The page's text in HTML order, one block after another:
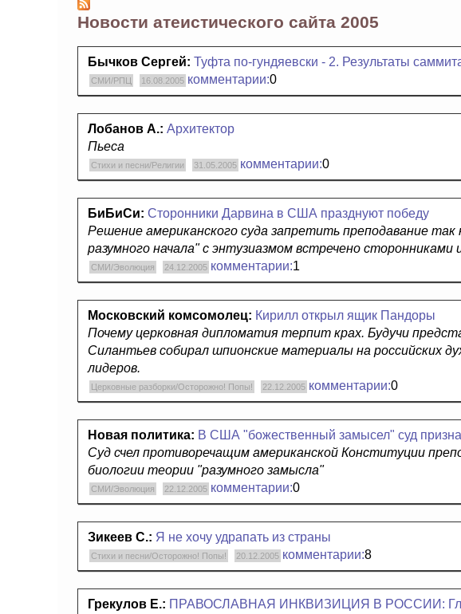
Новости атеистического сайта 2005
Бычков Сергей: Туфта по-гундяевски - 2. Результаты
СМИ/РПЦ 16.08.2005 комментарии:0
Лобанов А.: Архитектор
Пьеса
Стихи и песни/Религии 31.05.2005 комментарии:0
БиБиСи: Сторонники Дарвина в США празднуют победу
Решение американского суда запретить преподавание
разумного начала" с энтузиазмом встречено сторонниками
СМИ/Эволюция 24.12.2005 комментарии:1
Московский комсомолец: Кирилл открыл ящик Пандоры
Почему церковная дипломатия терпит крах. Будучи
Силантьев собирал шпионские материалы на российских
лидеров.
Церковные разборки/Осторожно! Попы! 22.12.2005 комментарии:0
Новая политика: В США "божественный замысел" суд
Cуд счел противоречащим американской Конституции
биологии теории "разумного замысла"
СМИ/Эволюция 22.12.2005 комментарии:0
Зикеев С.: Я не хочу удрапать из страны
Стихи и песни/Осторожно! Попы! 20.12.2005 комментарии:8
Грекулов Е.: ПРАВОСЛАВНАЯ ИНКВИЗИЦИЯ В РОССИИ: